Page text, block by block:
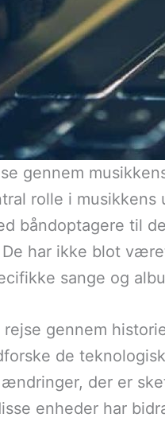
gennem
rolle i
båndoptagere til
har ikke blot
sange og
gennem
de
der er
enheder har